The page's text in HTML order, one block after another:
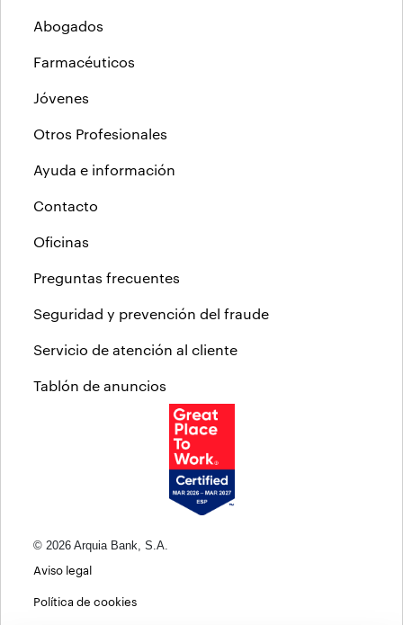
Abogados
Farmacéuticos
Jóvenes
Otros Profesionales
Ayuda e información
Contacto
Oficinas
Preguntas frecuentes
Seguridad y prevención del fraude
Servicio de atención al cliente
Tablón de anuncios
© 2026 Arquia Bank, S.A.
Aviso legal
Política de cookies